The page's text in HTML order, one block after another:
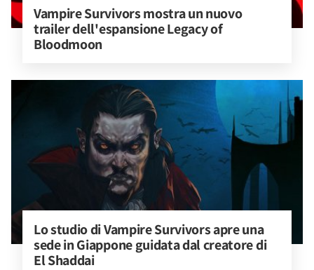
Vampire Survivors mostra un nuovo
trailer dell'espansione Legacy of
Bloodmoon
Lo studio di Vampire Survivors apre una
sede in Giappone guidata dal creatore di
El Shaddai